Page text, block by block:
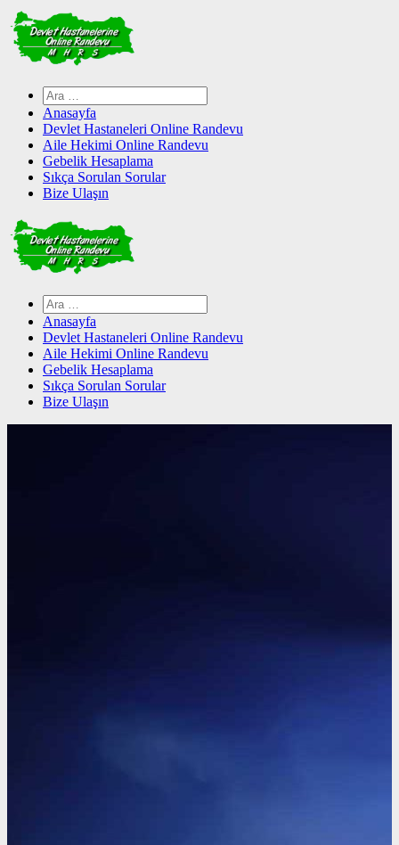
Skip
to
content
Arama:
Anasayfa
Devlet Hastaneleri Online Randevu
Aile Hekimi Online Randevu
Gebelik Hesaplama
Sıkça Sorulan Sorular
Bize Ulaşın
Arama:
Anasayfa
Devlet Hastaneleri Online Randevu
Aile Hekimi Online Randevu
Gebelik Hesaplama
Sıkça Sorulan Sorular
Bize Ulaşın